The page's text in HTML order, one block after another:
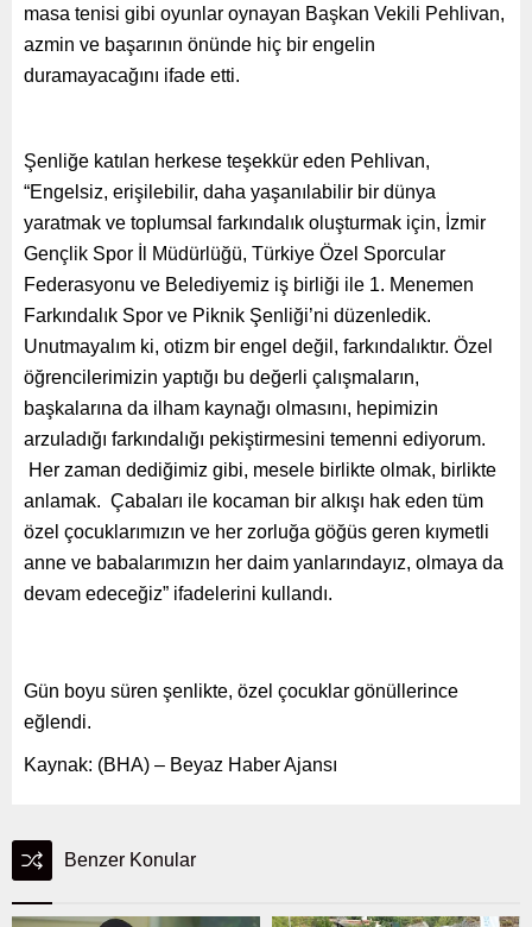
masa tenisi gibi oyunlar oynayan Başkan Vekili Pehlivan,
azmin ve başarının önünde hiç bir engelin
duramayacağını ifade etti.
Şenliğe katılan herkese teşekkür eden Pehlivan,
“Engelsiz, erişilebilir, daha yaşanılabilir bir dünya
yaratmak ve toplumsal farkındalık oluşturmak için, İzmir
Gençlik Spor İl Müdürlüğü, Türkiye Özel Sporcular
Federasyonu ve Belediyemiz iş birliği ile 1. Menemen
Farkındalık Spor ve Piknik Şenliği’ni düzenledik.
Unutmayalım ki, otizm bir engel değil, farkındalıktır. Özel
öğrencilerimizin yaptığı bu değerli çalışmaların,
başkalarına da ilham kaynağı olmasını, hepimizin
arzuladığı farkındalığı pekiştirmesini temenni ediyorum.
Her zaman dediğimiz gibi, mesele birlikte olmak, birlikte
anlamak. Çabaları ile kocaman bir alkışı hak eden tüm
özel çocuklarımızın ve her zorluğa göğüs geren kıymetli
anne ve babalarımızın her daim yanlarındayız, olmaya da
devam edeceğiz” ifadelerini kullandı.
Gün boyu süren şenlikte, özel çocuklar gönüllerince
eğlendi.
Kaynak: (BHA) – Beyaz Haber Ajansı
Benzer Konular